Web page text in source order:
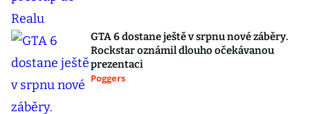
GTA 6 dostane ještě v srpnu nové záběry.
Rockstar oznámil dlouho očekávanou
prezentaci
Poggers